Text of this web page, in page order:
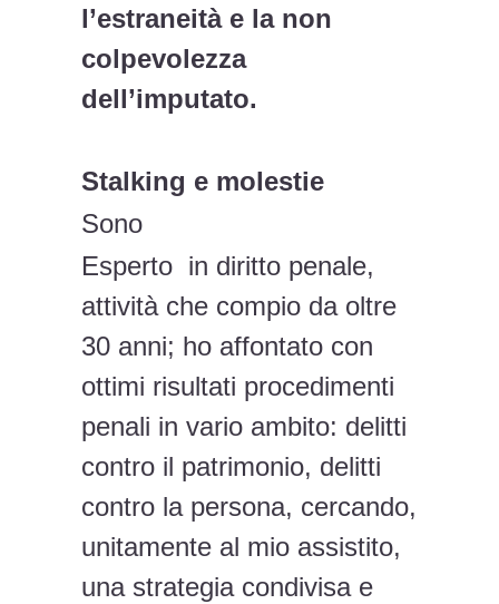
l’estraneità e la non
colpevolezza
dell’imputato.
Stalking e molestie
Sono
Esperto in diritto penale,
attività che compio da oltre
30 anni; ho affontato con
ottimi risultati procedimenti
penali in vario ambito: delitti
contro il patrimonio, delitti
contro la persona, cercando,
unitamente al mio assistito,
una strategia condivisa e